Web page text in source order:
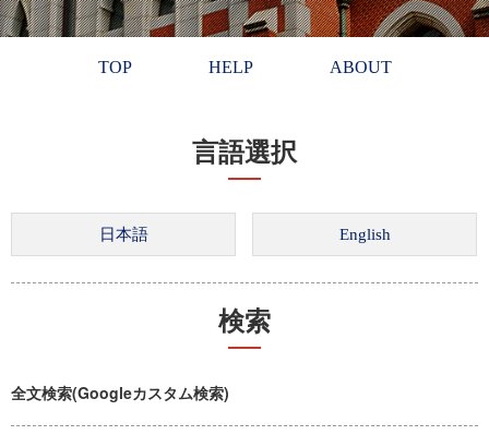
TOP HELP ABOUT
言語選択
検索
全文検索(Googleカスタム検索)